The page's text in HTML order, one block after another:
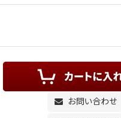
お問い合わせ